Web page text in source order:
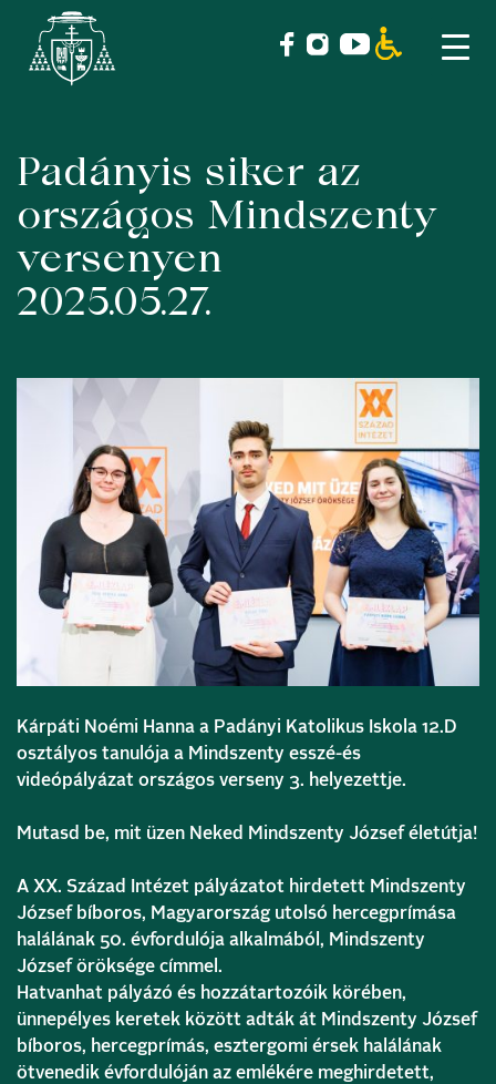
SkipPadányis siker az
országos Mindszenty
versenyen
2025.05.27.
Kárpáti Noémi Hanna a Padányi Katolikus Iskola 12.D
osztályos tanulója a Mindszenty esszé-és
videópályázat országos verseny 3. helyezettje.
Mutasd be, mit üzen Neked Mindszenty József életútja!
A XX. Század Intézet pályázatot hirdetett Mindszenty
József bíboros, Magyarország utolsó hercegprímása
halálának 50. évfordulója alkalmából, Mindszenty
József öröksége címmel.
Hatvanhat pályázó és hozzátartozóik körében,
ünnepélyes keretek között adták át Mindszenty József
bíboros, hercegprímás, esztergomi érsek halálának
ötvenedik évfordulóján az emlékére meghirdetett,